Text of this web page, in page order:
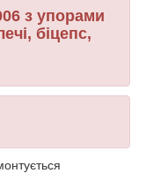
з упорами
біцепс,